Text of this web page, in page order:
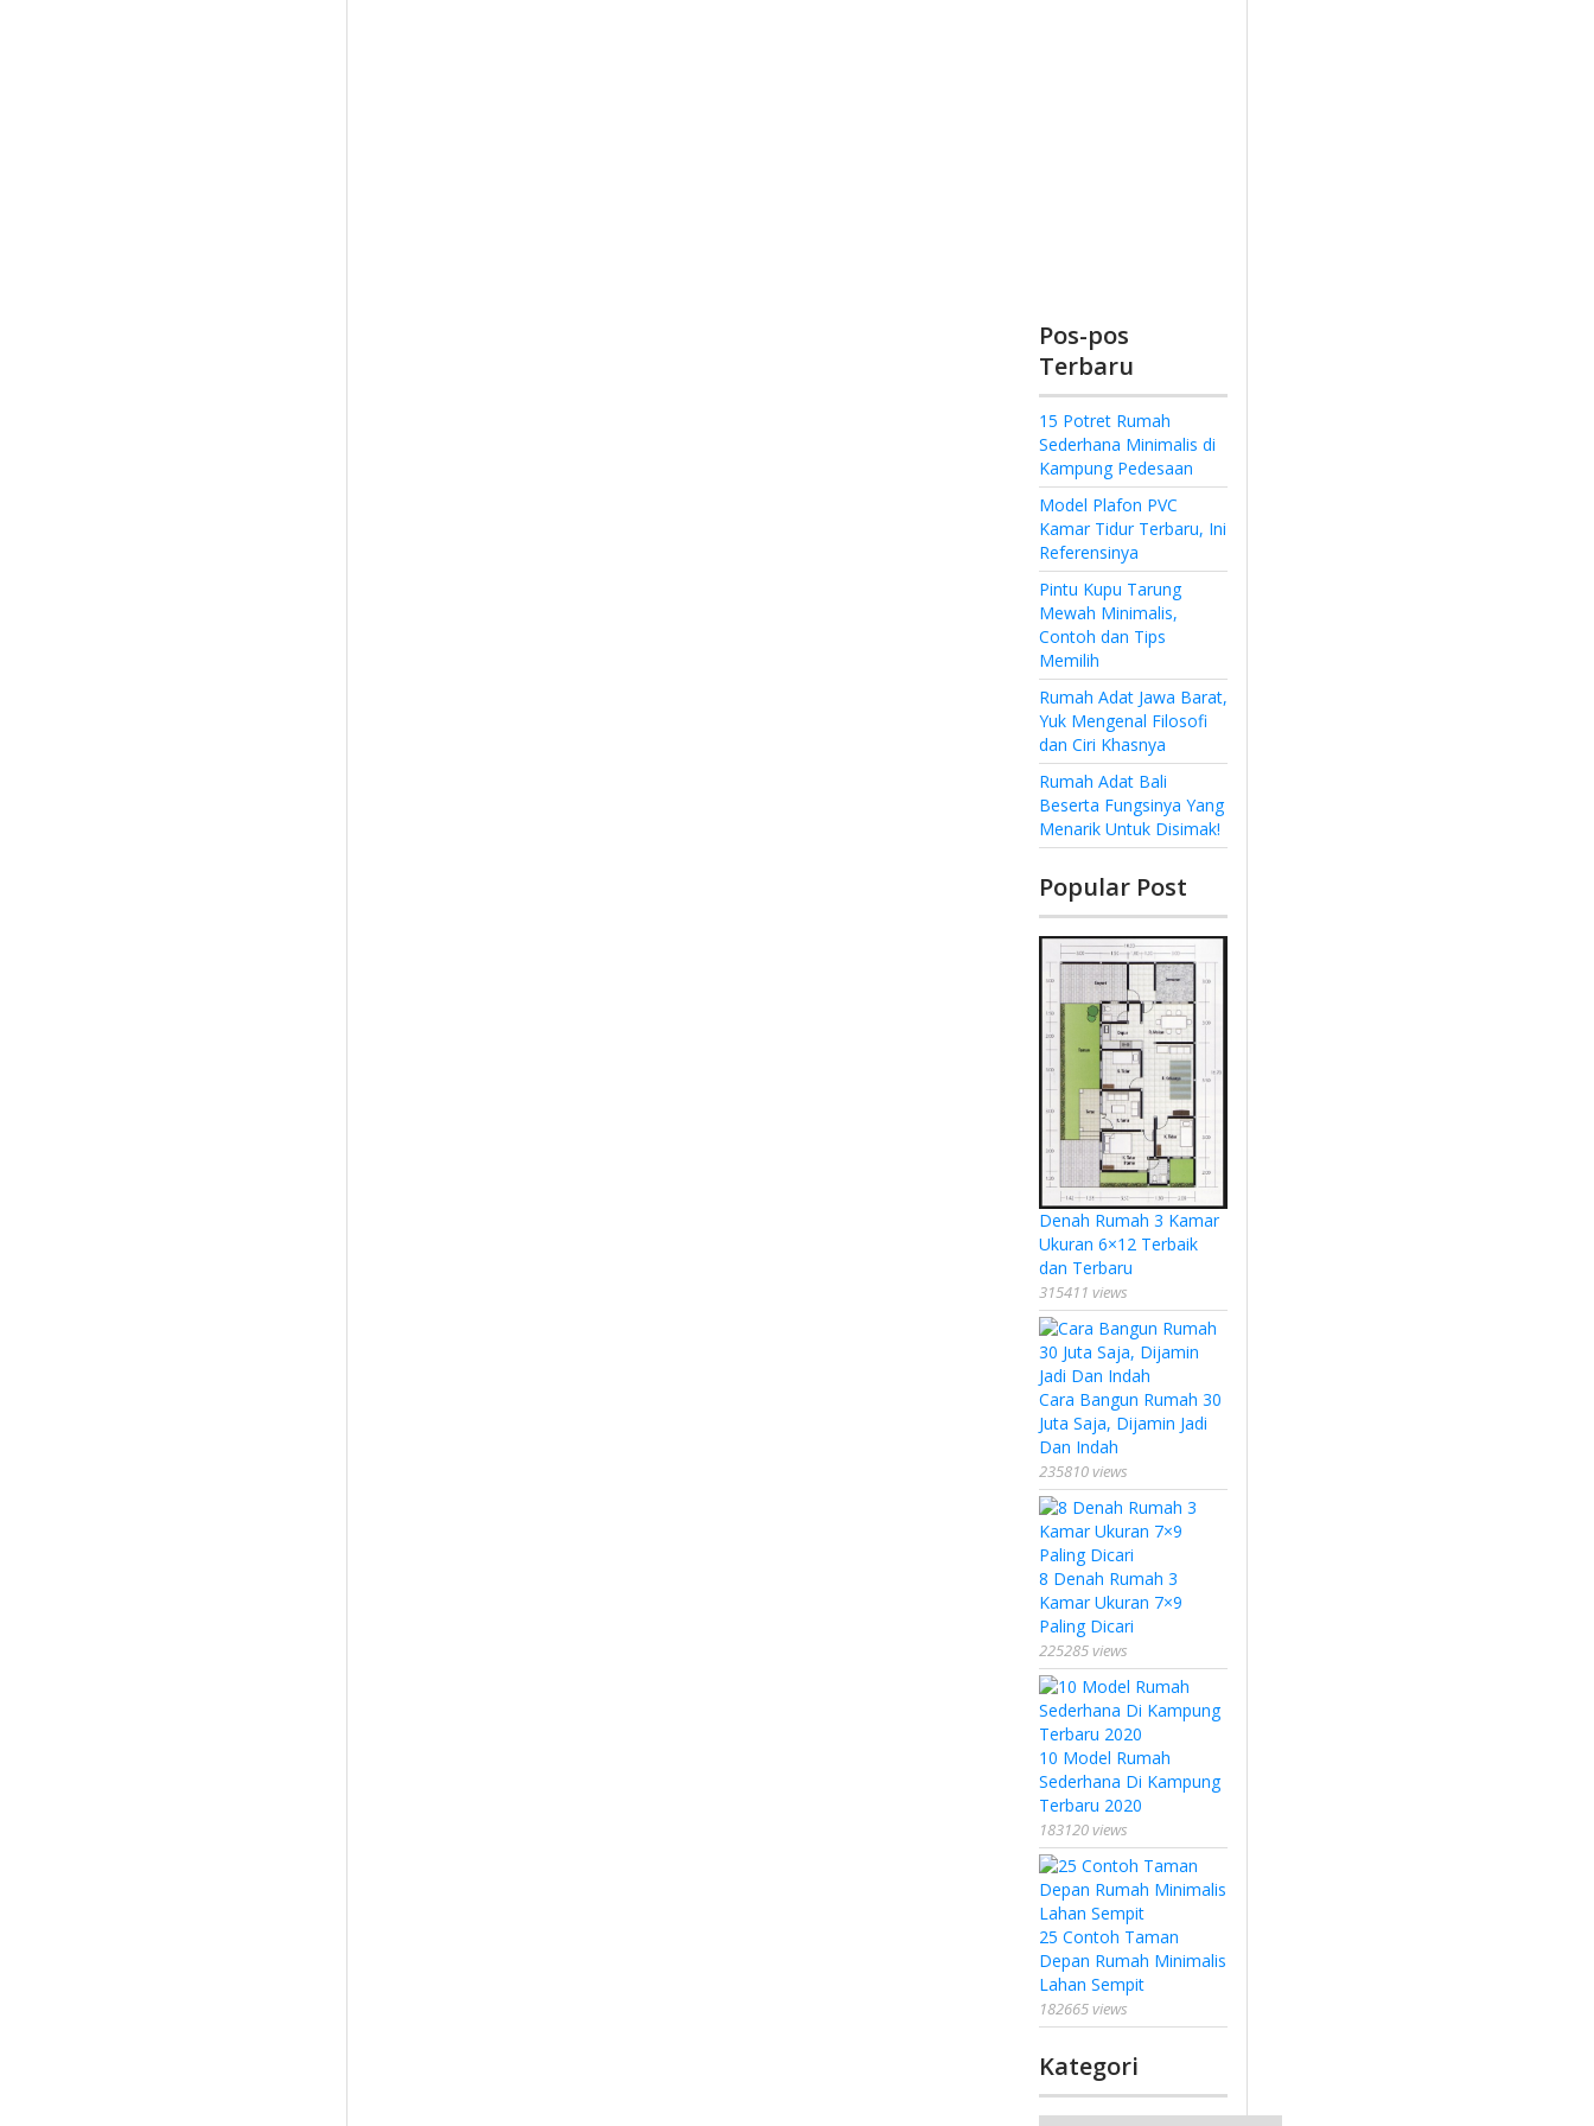
Pos-pos
Terbaru
15 Potret Rumah
Sederhana Minimalis di
Kampung Pedesaan
Model Plafon PVC
Kamar Tidur Terbaru, Ini
Referensinya
Pintu Kupu Tarung
Mewah Minimalis,
Contoh dan Tips
Memilih
Rumah Adat Jawa Barat,
Yuk Mengenal Filosofi
dan Ciri Khasnya
Rumah Adat Bali
Beserta Fungsinya Yang
Menarik Untuk Disimak!
Popular Post
Denah Rumah 3 Kamar
Ukuran 6×12 Terbaik
dan Terbaru
315411 views
Cara Bangun Rumah 30
Juta Saja, Dijamin Jadi
Dan Indah
235810 views
8 Denah Rumah 3
Kamar Ukuran 7×9
Paling Dicari
225285 views
10 Model Rumah
Sederhana Di Kampung
Terbaru 2020
183120 views
25 Contoh Taman
Depan Rumah Minimalis
Lahan Sempit
182665 views
Kategori